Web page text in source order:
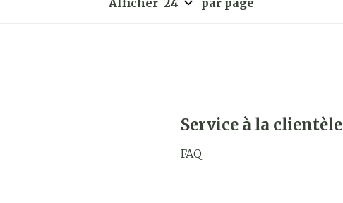
Afficher par page
Service à la clientèle
FAQ